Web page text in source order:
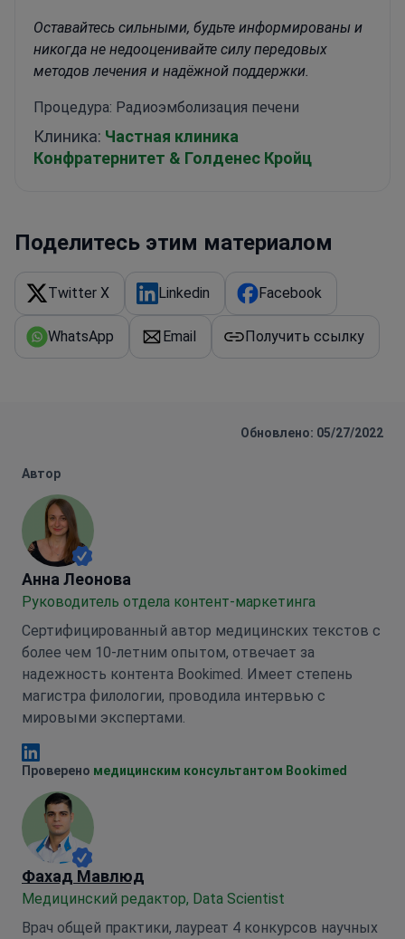
Оставайтесь сильными, будьте информированы и
никогда не недооценивайте силу передовых
методов лечения и надёжной поддержки.
Процедура: Радиоэмболизация печени
Клиника: Частная клиника
Конфратернитет & Голденес Кройц
Поделитесь этим материалом
Twitter X Linkedin Facebook
WhatsApp Email Получить ссылку
Обновлено: 05/27/2022
Автор
Анна Леонова
Анна Леонова
Руководитель отдела контент-маркетинга
Сертифицированный автор медицинских текстов с
более чем 10-летним опытом, отвечает за
надежность контента Bookimed. Имеет степень
магистра филологии, проводила интервью с
мировыми экспертами.
Анна Леонова Linkedin
Проверено медицинским консультантом Bookimed
Фахад Мавлюд
Медицинский редактор, Data Scientist
Врач общей практики, лауреат 4 конкурсов научных